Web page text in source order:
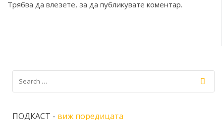
Трябва да влезете, за да публикувате коментар.
ПОДКАСТ - виж поредицата